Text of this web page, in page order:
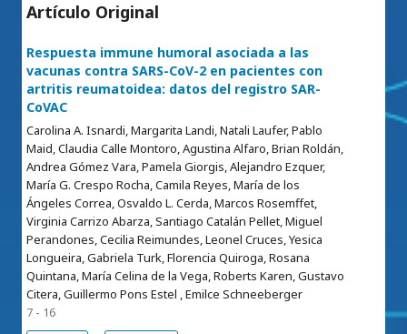
Artículo Original
Respuesta immune humoral asociada a las
vacunas contra SARS-CoV-2 en pacientes con
artritis reumatoidea: datos del registro SAR-
CoVAC
Carolina A. Isnardi, Margarita Landi, Natali Laufer, Pablo
Maid, Claudia Calle Montoro, Agustina Alfaro, Brian Roldán,
Andrea Gómez Vara, Pamela Giorgis, Alejandro Ezquer,
María G. Crespo Rocha, Camila Reyes, María de los
Ángeles Correa, Osvaldo L. Cerda, Marcos Rosemffet,
Virginia Carrizo Abarza, Santiago Catalán Pellet, Miguel
Perandones, Cecilia Reimundes, Leonel Cruces, Yesica
Longueira, Gabriela Turk, Florencia Quiroga, Rosana
Quintana, María Celina de la Vega, Roberts Karen, Gustavo
Citera, Guillermo Pons Estel , Emilce Schneeberger
7 - 16